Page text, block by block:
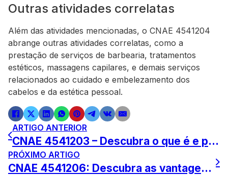
Outras atividades correlatas
Além das atividades mencionadas, o CNAE 4541204
abrange outras atividades correlatas, como a
prestação de serviços de barbearia, tratamentos
estéticos, massagens capilares, e demais serviços
relacionados ao cuidado e embelezamento dos
cabelos e da estética pessoal.
ARTIGO ANTERIOR
CNAE 4541203 – Descubra o que é e para que serve
PRÓXIMO ARTIGO
CNAE 4541206: Descubra as vantagens da atividade de Comércio varejista de peças e acessórios para motocicletas